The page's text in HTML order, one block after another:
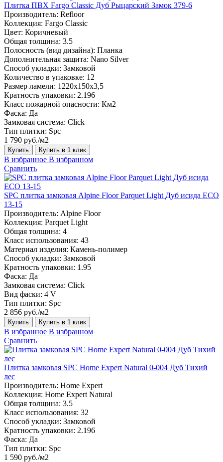
Плитка ПВХ Fargo Classic Дуб Рыцарский Замок 379-6
Производитель: Refloor
Коллекция: Fargo Classic
Цвет: Коричневый
Общая толщина: 3.5
Полосность (вид дизайна): Планка
Дополнительная защита: Nano Silver
Способ укладки: Замковой
Количество в упаковке: 12
Размер ламели: 1220х150х3,5
Кратность упаковки: 2.196
Класс пожарной опасности: Км2
Фаска: Да
Замковая система: Click
Тип плитки: Spc
1 790 руб./м2
Купить Купить в 1 клик
В избранное В избранном
Сравнить
SPC плитка замковая Alpine Floor Parquet Light Дуб исида ЕСО
13-15
Производитель: Alpine Floor
Коллекция: Parquet Light
Общая толщина: 4
Класс использования: 43
Материал изделия: Камень-полимер
Способ укладки: Замковой
Кратность упаковки: 1.95
Фаска: Да
Замковая система: Click
Вид фаски: 4 V
Тип плитки: Spc
2 856 руб./м2
Купить Купить в 1 клик
В избранное В избранном
Сравнить
Плитка замковая SPC Home Expert Natural 0-004 Дуб Тихий
лес
Производитель: Home Expert
Коллекция: Home Expert Natural
Общая толщина: 3.5
Класс использования: 32
Способ укладки: Замковой
Кратность упаковки: 2.196
Фаска: Да
Тип плитки: Spc
1 590 руб./м2